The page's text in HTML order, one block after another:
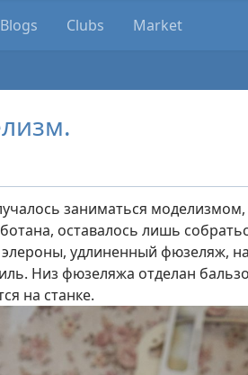
Blogs Clubs Market
заниматься
оставалось лишь
удлиненный фюзеляж,
Низ фюзеляжа отделан
на станке.